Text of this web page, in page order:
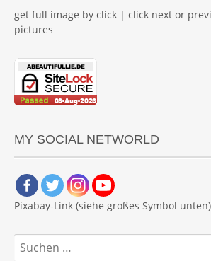
get full image by click | click next or
pictures
MY SOCIAL NETWORLD
Pixabay-Link (siehe großes Symbol unten)
Suchen
nach: